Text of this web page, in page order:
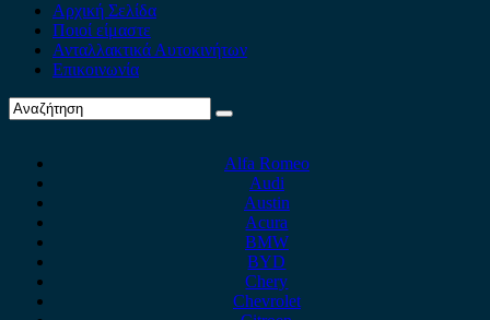
Αρχική Σελίδα
Ποιοί είμαστε
Ανταλλακτικά Αυτοκινήτων
Επικοινωνία
Alfa Romeo
Audi
Austin
Acura
BMW
BYD
Chery
Chevrolet